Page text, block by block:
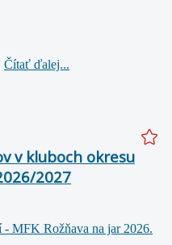
Čítať ďalej...
v kluboch okresu
2027